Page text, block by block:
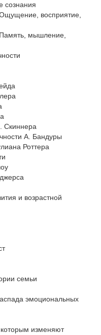
сознания
восприятие,
мышление,
Скиннера
А. Бандуры
Роттера
и возрастной
семьи
эмоциональных
изменяют